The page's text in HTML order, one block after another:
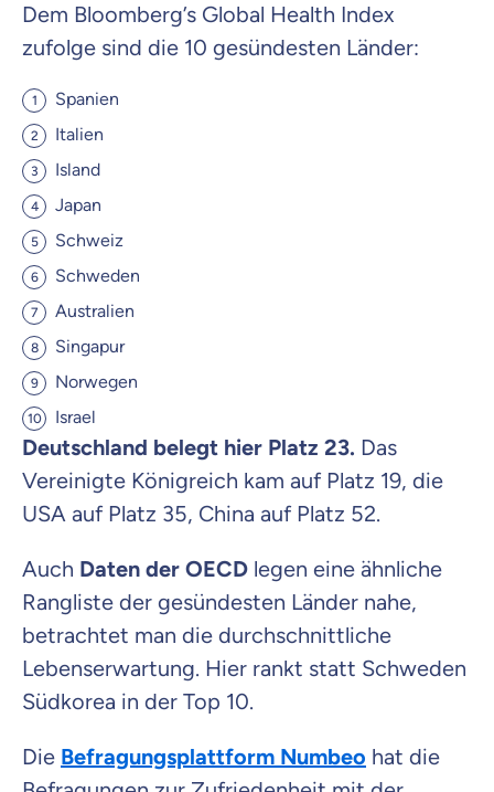
Dem Bloomberg’s Global Health Index
zufolge sind die 10 gesündesten Länder:
Spanien
Italien
Island
Japan
Schweiz
Schweden
Australien
Singapur
Norwegen
Israel
Deutschland belegt hier Platz 23. Das
Vereinigte Königreich kam auf Platz 19, die
USA auf Platz 35, China auf Platz 52.
Auch Daten der OECD legen eine ähnliche
Rangliste der gesündesten Länder nahe,
betrachtet man die durchschnittliche
Lebenserwartung. Hier rankt statt Schweden
Südkorea in der Top 10.
Die Befragungsplattform Numbeo hat die